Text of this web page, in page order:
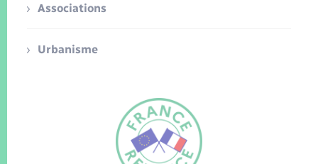
Associations
Urbanisme